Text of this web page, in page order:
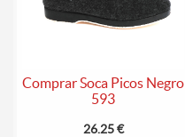
Comprar Soca Picos Negro
593
26.25 €